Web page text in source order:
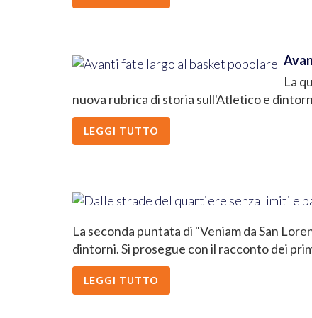
La
nuova rubrica di storia sull'Atletico e
LEGGI TUTTO
La seconda puntata di "Veniam da San
dintorni. Si prosegue con il racconto dei
LEGGI TUTTO